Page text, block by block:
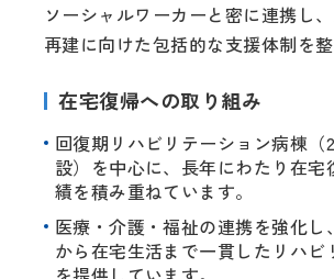
ソーシャルワーカーと密に連携し
再建に向けた包括的な支援体制を整
在宅復帰への取り組み
回復期リハビリテーション病棟（
設）を中心に、長年にわたり在宅
績を積み重ねています。
医療・介護・福祉の連携を強化し
から在宅生活まで一貫したリハビ